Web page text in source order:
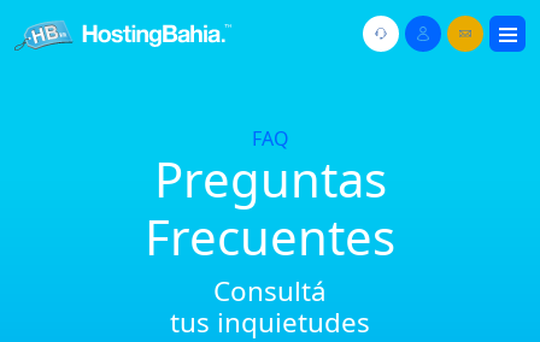
FAQ
Preguntas
Frecuentes
Consultá
tus inquietudes